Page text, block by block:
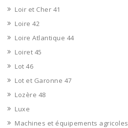
Loir et Cher 41
Loire 42
Loire Atlantique 44
Loiret 45
Lot 46
Lot et Garonne 47
Lozère 48
Luxe
Machines et équipements agricoles